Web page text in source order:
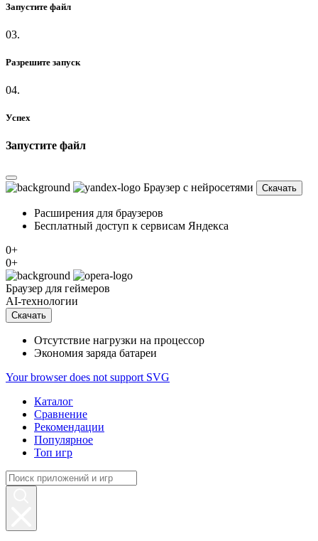
Запустите файл
03.
Разрешите запуск
04.
Успех
Запустите файл
Браузер с нейросетями Скачать
Расширения для браузеров
Бесплатный доступ к сервисам Яндекса
0+
0+
Браузер для геймеров
AI-технологии
Скачать
Отсутствие нагрузки на процессор
Экономия заряда батареи
Your browser does not support SVG
Каталог
Сравнение
Рекомендации
Популярное
Топ игр